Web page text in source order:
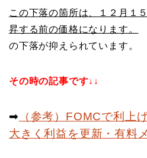
この下落の箇所は、１２月１
昇する前の価格になります。
の下落が抑えられています。
その時の記事です↓↓
➡︎ （参考）FOMCで利上
大きく利益を更新・有料